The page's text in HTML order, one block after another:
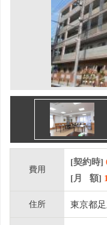
費用
[契約時]
[月 額]
住所 東京都